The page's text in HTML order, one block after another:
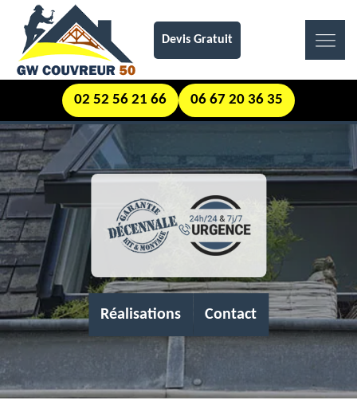
Devis Gratuit
02 52 56 21 66 06 67 20 36 35
Réalisations Contact